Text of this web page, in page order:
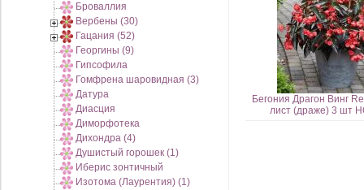
Броваллия
Вербены (30)
Гацания (52)
Георгины (9)
Гипсофила
Гомфрена шаровидная (3)
Датура
Диасция
Диморфотека
Дихондра (4)
Душистый горошек (1)
Иберис зонтичный
Изотома (Лаурентия) (1)
Бегония Драгон Винг
лист (драже) 3 шт